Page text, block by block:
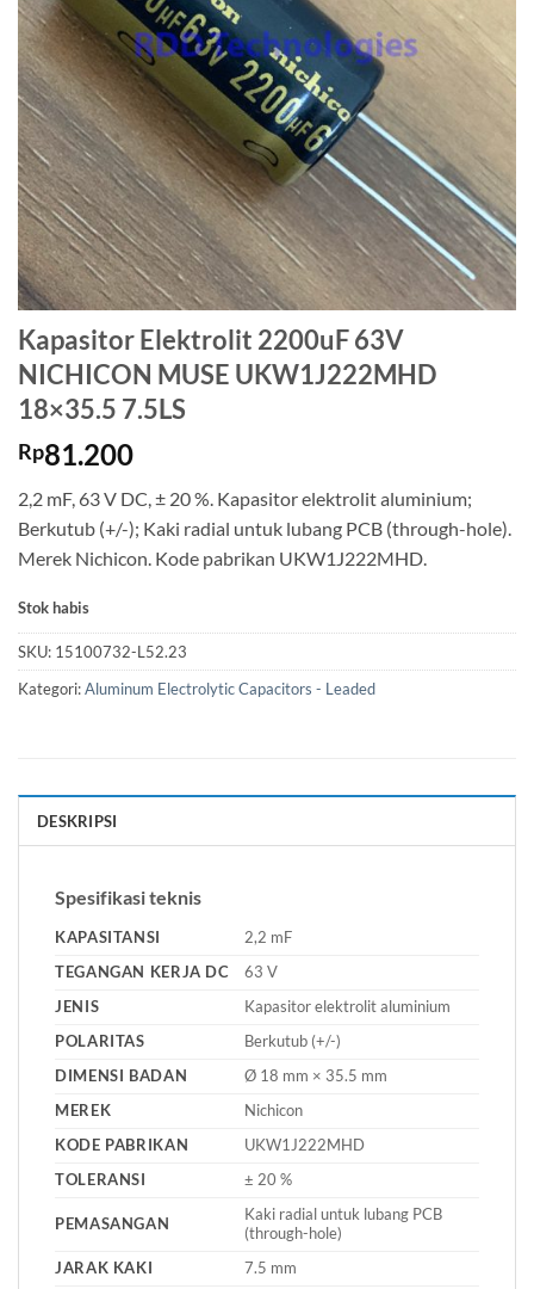
Kapasitor Elektrolit 2200uF 63V
NICHICON MUSE UKW1J222MHD
18×35.5 7.5LS
Rp81.200
2,2 mF, 63 V DC, ± 20 %. Kapasitor elektrolit aluminium;
Berkutub (+/-); Kaki radial untuk lubang PCB (through-hole).
Merek Nichicon. Kode pabrikan UKW1J222MHD.
Stok habis
SKU: 15100732-L52.23
Kategori:Aluminum Electrolytic Capacitors - Leaded
DESKRIPSI
Spesifikasi teknis
KAPASITANSI
2,2 mF
TEGANGAN KERJA DC
63 V
JENIS
Kapasitor elektrolit aluminium
POLARITAS
Berkutub (+/-)
DIMENSI BADAN
Ø 18 mm × 35.5 mm
MEREK
Nichicon
KODE PABRIKAN
UKW1J222MHD
TOLERANSI
± 20 %
PEMASANGAN
Kaki radial untuk lubang PCB
(through-hole)
JARAK KAKI
7.5 mm